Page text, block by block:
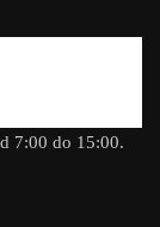
7:00 do 15:00.